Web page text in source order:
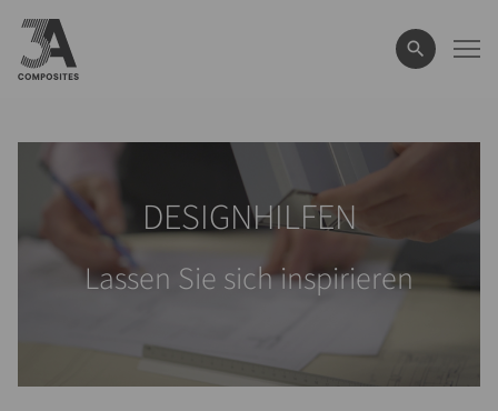
eingeben
DESIGNHILFEN
Lassen Sie sich inspirieren